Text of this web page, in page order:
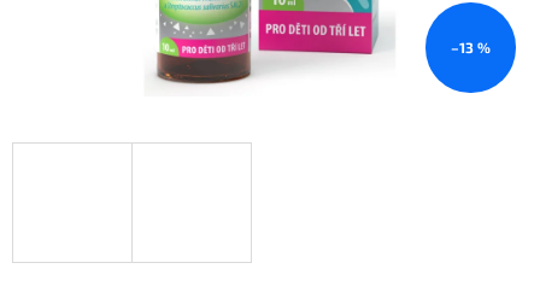
–13 %